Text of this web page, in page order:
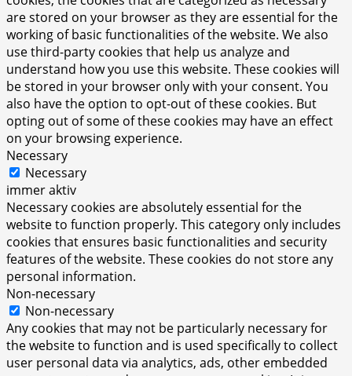
are stored on your browser as they are essential for the
working of basic functionalities of the website. We also
use third-party cookies that help us analyze and
understand how you use this website. These cookies will
be stored in your browser only with your consent. You
also have the option to opt-out of these cookies. But
opting out of some of these cookies may have an effect
on your browsing experience.
Necessary
Necessary
immer aktiv
Necessary cookies are absolutely essential for the
website to function properly. This category only includes
cookies that ensures basic functionalities and security
features of the website. These cookies do not store any
personal information.
Non-necessary
Non-necessary
Any cookies that may not be particularly necessary for
the website to function and is used specifically to collect
user personal data via analytics, ads, other embedded